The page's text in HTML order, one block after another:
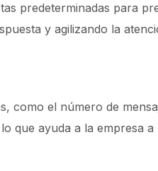
predeterminadas para
y agilizando la
como el número de
que ayuda a la empresa